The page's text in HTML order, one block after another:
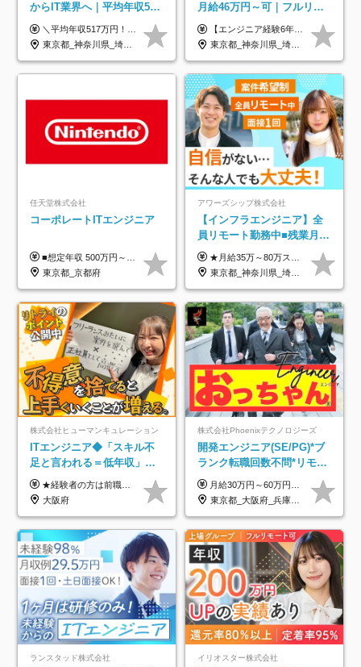
からIT業界へ｜平均年収517
万円｜ホワイト企業認定｜
年休134日｜リモートOK
＼平均年収517万円！入社5年目まで毎年必ず昇給／ ■賞与年3回 ■年収800万円以上も可 ■入社3年以上の平均年収469.2万円 月給23万2000円以上＋賞与年3回＋各種手当 ☆入社5年目まで最大1万5000円の定期昇給を確約 ┃各種手当充実 ・規定の資格を取得すれば、2000円～5万円を毎月支給（2万4000円～60万円／年） ・研修中に取得した取得率95％の資格でも研修後の給料UP ※月給は年齢・経験・能力を考慮して、優遇いたします ※上記月給金額は固定残業代（20時間/3万1300円円以上）を含み、超過分は別途支給いたします ※試用期間（6ヶ月）は月給に変動はありますが、その他待遇に差異はありません ├入社後1ヶ月～3ヶ月間は、月給20万1900円となります └上記金額は固定残業代（10時間／1万6000円）を含み、超過分は別途支給いたします
東京都_神奈川県_埼玉県_千葉県_大阪府_愛知県_北海道_青森県_岩手県_宮城県_秋田県_山形県_福島県_茨城県_栃木県_群馬県_新潟県_山梨県_長野県_富山県_石川県_福井県_静岡県_岐阜県_三重県_兵庫県_京都府_滋賀県_奈良県_和歌山県_広島県_岡山県_鳥取県_島根県_山口県_徳島県_香川県_愛媛県_高知県_福岡県_熊本県_佐賀県_長崎県_大分県_宮崎県_鹿児島県_沖縄県
月給46万円～可｜フルリモ
ートも可｜案件選択制｜定
着率96％以上｜副業OK｜住
宅手当
【エンジニア経験6年以上の方】 月給46万円～100万円（固定残業代含む） ※上記月給には月30時間分の固定残業代（月8万7,400円～月19万円）を含む。超過分は全額支給。 【エンジニア経験4年以上の方】 月給42万円～100万円（固定残業代含む） ※上記月給には月30時間分の固定残業代（月7万9,800円～月19万円）を含む。超過分は全額支給。 【エンジニア経験4年未満の方】 月給38万円～100万円（固定残業代含む） ※上記月給には月30時間分の固定残業代（月7万2,200円～月19万円）を含む。超過分は全額支給。 ※経験、スキル、前職給与などを踏まえて決定。 ◆ルトラの給与制度のポイント！◆ ・社員の95%が入社時に年収UP！最高で300万円UPの実績も ・平均還元率86.3%（交通費・住宅手当・会社負担分の社保も含む） ・人柄やポテンシャルを評価し、スキル以上の希望年収を提示することも ・退職金制度やリファラル手当（平均50万円）あり
東京都_神奈川県_埼玉県_千葉県_大阪府_愛知県_北海道_青森県_岩手県_宮城県_秋田県_山形県_福島県_茨城県_栃木県_群馬県_新潟県_山梨県_長野県_富山県_石川県_福井県_静岡県_岐阜県_三重県_兵庫県_京都府_滋賀県_奈良県_和歌山県_広島県_岡山県_鳥取県_島根県_山口県_徳島県_香川県_愛媛県_高知県_福岡県_熊本県_佐賀県_長崎県_大分県_宮崎県_鹿児島県_沖縄県
任天堂株式会社
コーポレートITエンジニア
■想定年収 500万円～900万円 月給制 月給278,000円～ ※残業が発生した場合、残業代を別途全額支給します ※試用期間2ヶ月あり(待遇や給与に差異はありません)
東京都_京都府
アワーズシップ株式会社
【インフラエンジニア】全
員リモート勤務中■残業月
3h■最大3ヶ月の連休あり■
年休126日■20～30代活躍
中！
★月給35万～80万スタートも可 【未経験の方】 ■月給26万～80万＋賞与年2回（年2ヶ月分） 【何かしらのインフラエンジニア経験をお持ちの方】 ■月給35万～80万＋賞与年2回（年2ヶ月分） ※スキル・経験などを考慮し決定します ※試用期間6ヶ月あり。期間中は契約社員となります。その他の待遇に差異はありません（試用期間終了後、昇給の可能性あり） ※上記金額には固定残業代（月30時間分／4万9600円～15万2600円）を含みます。超過分は別途支給いたします。 ＼頑張りはインセンティブで還元！／ クライアントに貢献度を評価され、当社のエンジニアが追加で案件に参画することになるなど、会社にとって利益になる行動はしっかり評価します。 会社の成長に貢献できていることを実感でき、「もっと頑張ろう」と思える体制づくりを整えています！
東京都_神奈川県_埼玉県_千葉県_大阪府
株式会社ヒューマンキュレーション
ITエンジニア◆「スキル不
足と言われる＝低年収」で
はない！｜ 不安を克服し、
年収アップした社員の実例
★経験者の方は前職の年収以上を保証します ★案件単価を開示した上で80％以上を還元します 月給25万円以上＋賞与年2回 ※経験や能力を考慮の上で優遇します ※試用期間が3ヶ月(その間の給与・待遇・雇用形態に変更はありません) ※月給には月20時間分のみなし残業手当(5万円)を含みます(超過分は別途支給) ★残業平均は月10時間以下ですので、毎月10時間分程度はお得です！
大阪府
株式会社Phoenixテクノロジーズ
開発エンジニア(SE/PG)*ブ
ランク転職回数不問*リモー
ト案件多数*残業ほぼ0*通院
のための半休制度あり
月給30万円～60万円+住宅手当+職能手当+役職手当+決算賞与+報奨金 ※経験・能力を考慮し、優遇します ※給与には20時間分のみなし時間外手当(3万7000円以上)を含みます(超過時間分は別途追加支給) ※試用期間3～6ヵ月あり(その間の給与、待遇に差異なし) ※場合によって契約社員での採用の可能性あり(面接時に応相談)
東京都_大阪府_兵庫県_京都府_福岡県
ランスタッド株式会社 イリオスター株式会社